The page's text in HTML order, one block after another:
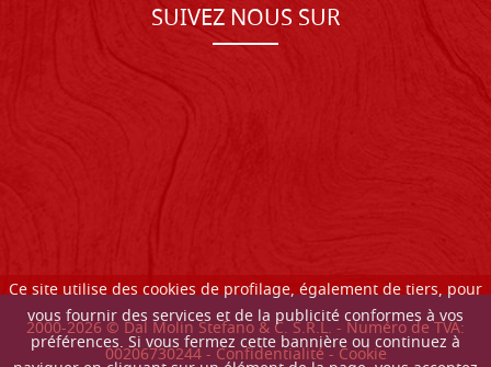
Ce site utilise des cookies de profilage, également de tiers, pour
vous fournir des services et de la publicité conformes à vos
préférences. Si vous fermez cette bannière ou continuez à
SUIVEZ NOUS SUR
2000-2026© Dal Molin Stefano & C. S.R.L. - Numéro de TVA:
00206730244 -Confidentialité-Cookie